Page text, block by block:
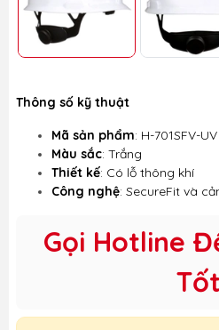
Thông số kỹ thuật
Mã sản phẩm: H-701SFV-UV
Màu sắc: Trắng
Thiết kế: Có lỗ thông khí
Công nghệ: SecureFit và
Gọi Hotline
Tốt